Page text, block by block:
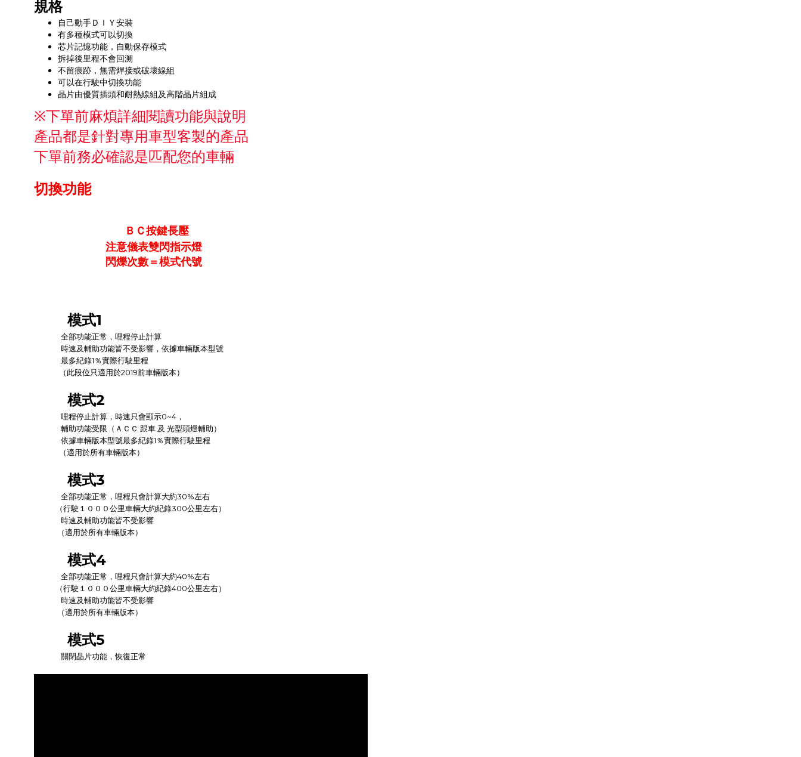
規格
自己動手ＤＩＹ安裝
有多種模式可以切換
芯片記憶功能，自動保存模式
拆掉後里程不會回溯
不留痕跡，無需焊接或破壞線組
可以在行駛中切換功能
晶片由優質插頭和耐熱線組及高階晶片組成
※下單前麻煩詳細閱讀功能與說明
產品都是針對專用車型客製的產品
下單前務必確認是匹配您的車輛
切換功能
ＢＣ按鍵長壓
注意儀表雙閃指示燈
閃爍次數＝模式代號
模式1
全部功能正常，哩程停止計算
時速及輔助功能皆不受影響，依據車輛版本型號
最多紀錄1％實際行駛里程
（此段位只適用於2019前車輛版本）
模式2
哩程停止計算，時速只會顯示0~4 ，
輔助功能受限 （ＡＣＣ 跟車 及 光型頭燈輔助）
依據車輛版本型號最多紀錄1％實際行駛里程
（適用於所有車輛版本）
模式3
全部功能正常，哩程只會計算大約30%左右
（行駛１０００公里車輛大約紀錄300公里左右）
時速及輔助功能皆不受影響
（適用於所有車輛版本）
模式4
全部功能正常，哩程只會計算大約40%左右
（行駛１０００公里車輛大約紀錄400公里左右）
時速及輔助功能皆不受影響
（適用於所有車輛版本）
模式5
關閉晶片功能，恢復正常